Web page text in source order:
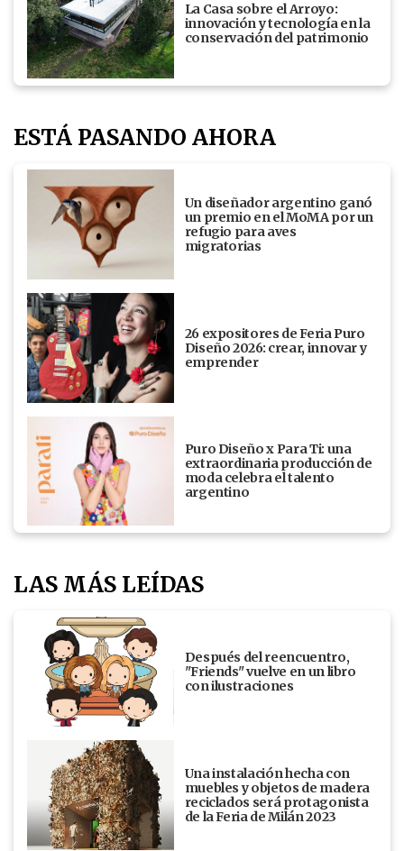
La Casa sobre el Arroyo:
innovación y tecnología en la
conservación del patrimonio
ESTÁ PASANDO AHORA
Un diseñador argentino ganó
un premio en el MoMA por un
refugio para aves
migratorias
26 expositores de Feria Puro
Diseño 2026: crear, innovar y
emprender
Puro Diseño x Para Ti: una
extraordinaria producción de
moda celebra el talento
argentino
LAS MÁS LEÍDAS
Después del reencuentro,
"Friends" vuelve en un libro
con ilustraciones
Una instalación hecha con
muebles y objetos de madera
reciclados será protagonista
de la Feria de Milán 2023